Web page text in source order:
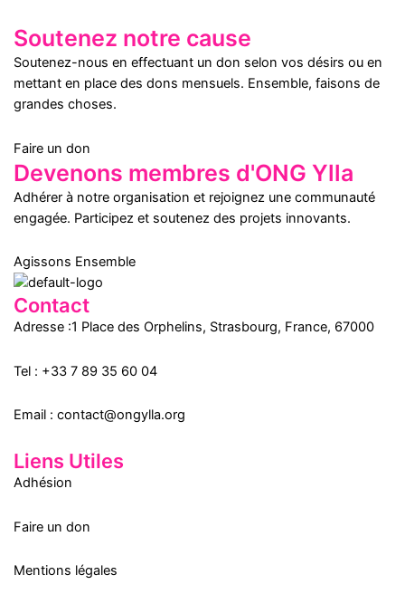
Soutenez notre cause
Soutenez-nous en effectuant un don selon vos désirs ou en
mettant en place des dons mensuels. Ensemble, faisons de
grandes choses.
Faire un don
Devenons membres d'ONG Ylla
Adhérer à notre organisation et rejoignez une communauté
engagée. Participez et soutenez des projets innovants.
Agissons Ensemble
Contact
Adresse :1 Place des Orphelins, Strasbourg, France, 67000
Tel : +33 7 89 35 60 04
Email : contact@ongylla.org
Liens Utiles
Adhésion
Faire un don
Mentions légales